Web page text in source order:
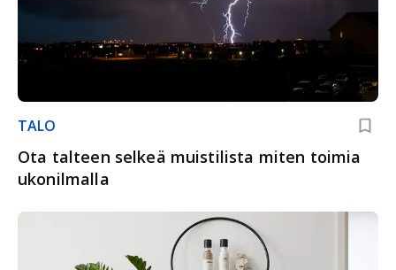
TALO
Ota talteen selkeä muistilista miten toimia
ukonilmalla